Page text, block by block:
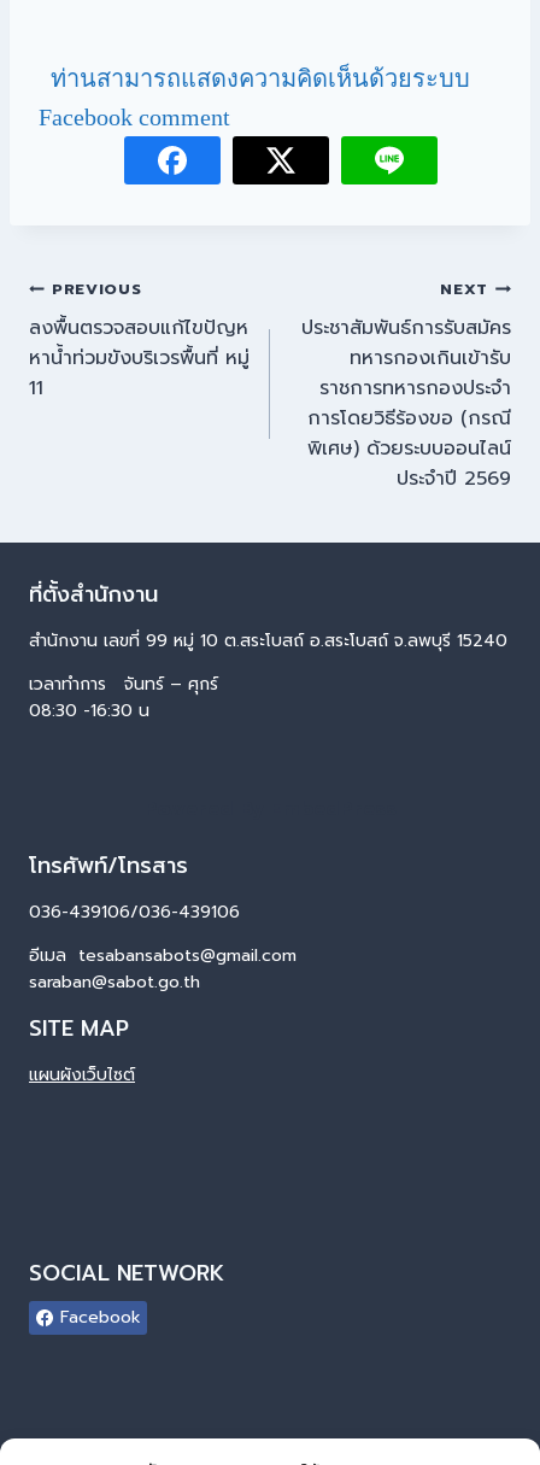
ท่านสามารถแสดงความคิดเห็นด้วยระบบ
Facebook comment
PREVIOUS
ลงพื้นตรวจสอบแก้ไขปัญห
หาน้ำท่วมขังบริเวรพื้นที่ หมู่
11
NEXT
ประชาสัมพันธ์การรับสมัคร
ทหารกองเกินเข้ารับ
ราชการทหารกองประจำ
การโดยวิธีร้องขอ (กรณี
พิเศษ) ด้วยระบบออนไลน์
ประจำปี 2569
ที่ตั้งสำนักงาน
สำนักงาน เลขที่ 99 หมู่ 10 ต.สระโบสถ์ อ.สระโบสถ์ จ.ลพบุรี 15240
เวลาทำการ จันทร์ – ศุกร์
08:30 -16:30 น
โทรศัพท์/โทรสาร
036-439106/036-439106
อีเมล tesabansabots@gmail.com
saraban@sabot.go.th
SITE MAP
แผนผังเว็บไซต์
SOCIAL NETWORK
Facebook